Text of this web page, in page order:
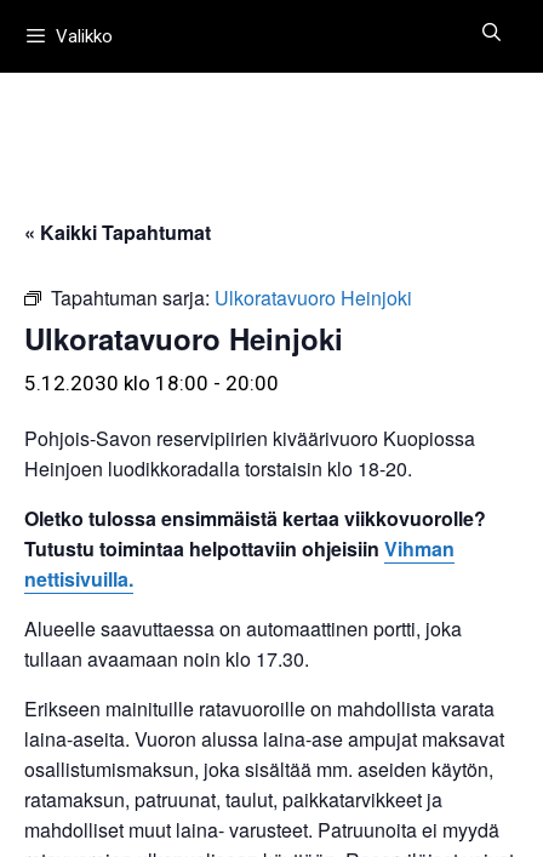
sisältöönValikko
« Kaikki Tapahtumat
Tapahtuman sarja: Ulkoratavuoro Heinjoki
Ulkoratavuoro Heinjoki
5.12.2030 klo 18:00 - 20:00
Pohjois-Savon reservipiirien kiväärivuoro Kuopiossa
Heinjoen luodikkoradalla torstaisin klo 18-20.
Oletko tulossa ensimmäistä kertaa viikkovuorolle?
Tutustu toimintaa helpottaviin ohjeisiin Vihman
nettisivuilla.
Alueelle saavuttaessa on automaattinen portti, joka
tullaan avaamaan noin klo 17.30.
Erikseen mainituille ratavuoroille on mahdollista varata
laina-aseita. Vuoron alussa laina-ase ampujat maksavat
osallistumismaksun, joka sisältää mm. aseiden käytön,
ratamaksun, patruunat, taulut, paikkatarvikkeet ja
mahdolliset muut laina- varusteet. Patruunoita ei myydä